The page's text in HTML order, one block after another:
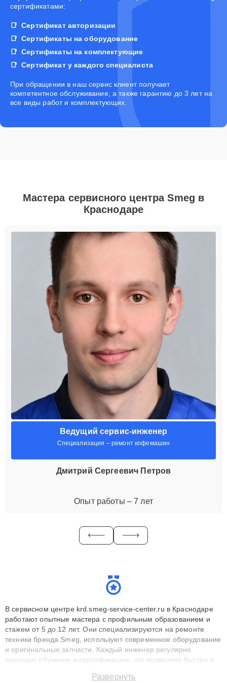
сертификатами:
Сертификат авторизации
Сертификаты на оборудование
Сертификаты на комплектующие
Сертификат у каждого специалиста
При обращении в наш сервис клиент получает
компетентное обслуживание, а также гарантию до 3 лет на
все виды работ и комплектующих.
Мастера сервисного центра Smeg в
Краснодаре
Ведущий сервис-инженер
Специализация – ремонт кофемашин
Дмитрий Сергеевич Петров
Опыт работы – 7 лет
В сервисном центре krd.smeg-service-center.ru в Краснодаре
работают опытные мастера с профильным образованием и
стажем от 5 до 12 лет. Они специализируются на ремонте
техники бренда Smeg, используют современное оборудование
и оригинальные запчасти. Каждый инженер регулярно
проходит обучение и сертификацию, что позволяет быстро и
сохранением гарантии до 3 лет. Наши мастера решают
Развернуть